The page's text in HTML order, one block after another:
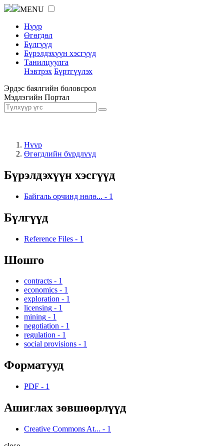
MENU
Нүүр
Өгөгдөл
Бүлгүүд
Бүрэлдэхүүн хэсгүүд
Танилцуулга
Нэвтрэх Бүртгүүлэх
Эрдэс баялгийн боловсрол
Мэдлэгийн Портал
Нүүр
Өгөгдлийн бүрдлүүд
Бүрэлдэхүүн хэсгүүд
Байгаль орчинд нөлө... - 1
Бүлгүүд
Reference Files - 1
Шошго
contracts - 1
economics - 1
exploration - 1
licensing - 1
mining - 1
negotiation - 1
regulation - 1
social provisions - 1
Форматууд
PDF - 1
Ашиглах зөвшөөрлүүд
Creative Commons At... - 1